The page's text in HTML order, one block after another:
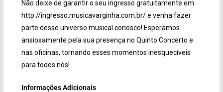
Não deixe de garantir o seu ingresso gratuitamente em
http://ingresso.musicavarginha.com.br/ e venha fazer
parte desse universo musical conosco! Esperamos
ansiosamente pela sua presença no Quinto Concerto e
nas oficinas, tornando esses momentos inesquecíveis
para todos nós!
Informações Adicionais